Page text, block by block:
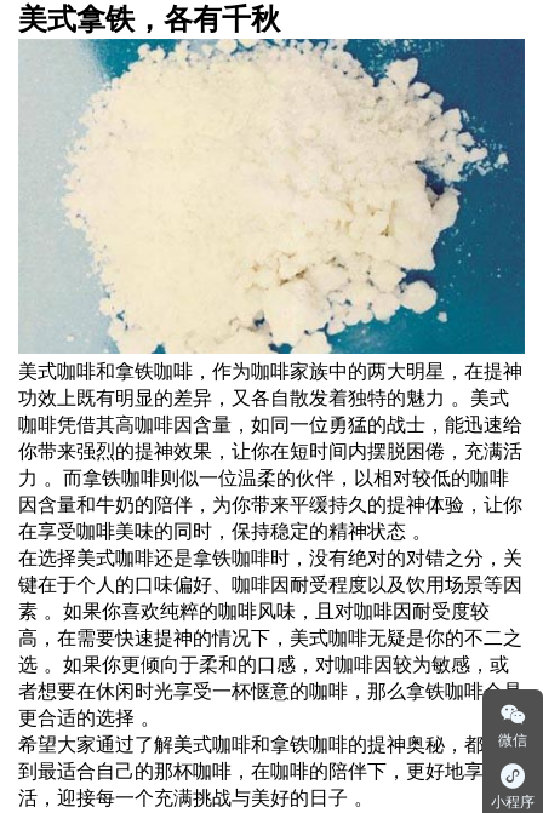
美式拿铁，各有千秋
美式咖啡和拿铁咖啡，作为咖啡家族中的两大明星，在提神
功效上既有明显的差异，又各自散发着独特的魅力 。美式
咖啡凭借其高咖啡因含量，如同一位勇猛的战士，能迅速给
你带来强烈的提神效果，让你在短时间内摆脱困倦，充满活
力 。而拿铁咖啡则似一位温柔的伙伴，以相对较低的咖啡
因含量和牛奶的陪伴，为你带来平缓持久的提神体验，让你
在享受咖啡美味的同时，保持稳定的精神状态 。
在选择美式咖啡还是拿铁咖啡时，没有绝对的对错之分，关
键在于个人的口味偏好、咖啡因耐受程度以及饮用场景等因
素 。如果你喜欢纯粹的咖啡风味，且对咖啡因耐受度较
高，在需要快速提神的情况下，美式咖啡无疑是你的不二之
选 。如果你更倾向于柔和的口感，对咖啡因较为敏感，或
者想要在休闲时光享受一杯惬意的咖啡，那么拿铁咖啡会是
更合适的选择 。
希望大家通过了解美式咖啡和拿铁咖啡的提神奥秘，都能找
到最适合自己的那杯咖啡，在咖啡的陪伴下，更好地享受生
活，迎接每一个充满挑战与美好的日子 。
微信
小程序